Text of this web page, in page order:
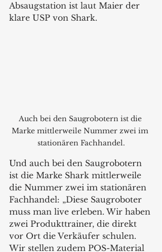
Absaugstation ist laut Maier der
klare USP von Shark.
Auch bei den Saugrobotern ist die
Marke mittlerweile Nummer zwei im
stationären Fachhandel.
Und auch bei den Saugrobotern
ist die Marke Shark mittlerweile
die Nummer zwei im stationären
Fachhandel: „Diese Saugroboter
muss man live erleben. Wir haben
zwei Produkttrainer, die direkt
vor Ort die Verkäufer schulen.
Wir stellen zudem POS-Material